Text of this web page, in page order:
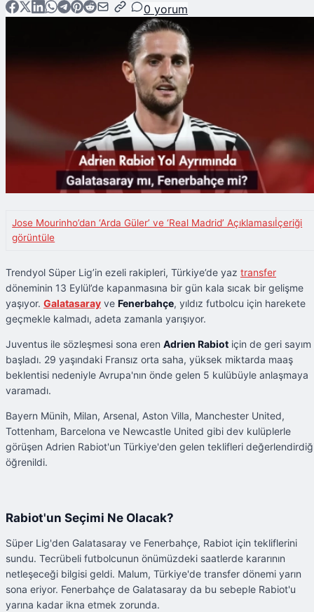
0 yorum
Jose Mourinho’dan ‘Arda Güler’ ve ‘Real Madrid’ Açıklamasıİçeriği
görüntüle
Trendyol Süper Lig’in ezeli rakipleri, Türkiye’de yaz transfer
döneminin 13 Eylül’de kapanmasına bir gün kala sıcak bir gelişme
yaşıyor. Galatasaray ve Fenerbahçe, yıldız futbolcu için harekete
geçmekle kalmadı, adeta zamanla yarışıyor.
Juventus ile sözleşmesi sona eren Adrien Rabiot için de geri sayım
başladı. 29 yaşındaki Fransız orta saha, yüksek miktarda maaş
beklentisi nedeniyle Avrupa'nın önde gelen 5 kulübüyle anlaşmaya
varamadı.
Bayern Münih, Milan, Arsenal, Aston Villa, Manchester United,
Tottenham, Barcelona ve Newcastle United gibi dev kulüplerle
görüşen Adrien Rabiot'un Türkiye'den gelen teklifleri
öğrenildi.
Rabiot'un Seçimi Ne Olacak?
Süper Lig'den Galatasaray ve Fenerbahçe, Rabiot için tekliflerini
sundu. Tecrübeli futbolcunun önümüzdeki saatlerde kararının
netleşeceği bilgisi geldi. Malum, Türkiye'de transfer dönemi yarın
sona eriyor. Fenerbahçe de Galatasaray da bu sebeple Rabiot'u
yarına kadar ikna etmek zorunda.